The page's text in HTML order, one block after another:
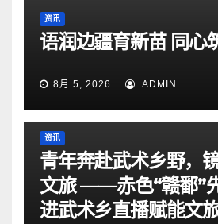
资讯
语润边疆育新苗 同心
8月 5, 2026 ADMIN
资讯
青年奔赴武术乡野，
文旅 ——赤色“赣鄱”
进武术乡直播赋能文